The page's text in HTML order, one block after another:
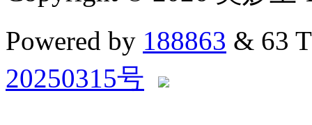
Powered by 188863 & 63
20250315号